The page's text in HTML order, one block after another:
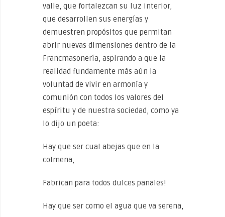
valle, que fortalezcan su luz interior,
que desarrollen sus energías y
demuestren propósitos que permitan
abrir nuevas dimensiones dentro de la
Francmasonería, aspirando a que la
realidad fundamente más aún la
voluntad de vivir en armonía y
comunión con todos los valores del
espíritu y de nuestra sociedad, como ya
lo dijo un poeta:
Hay que ser cual abejas que en la
colmena,
Fabrican para todos dulces panales!
Hay que ser como el agua que va serena,